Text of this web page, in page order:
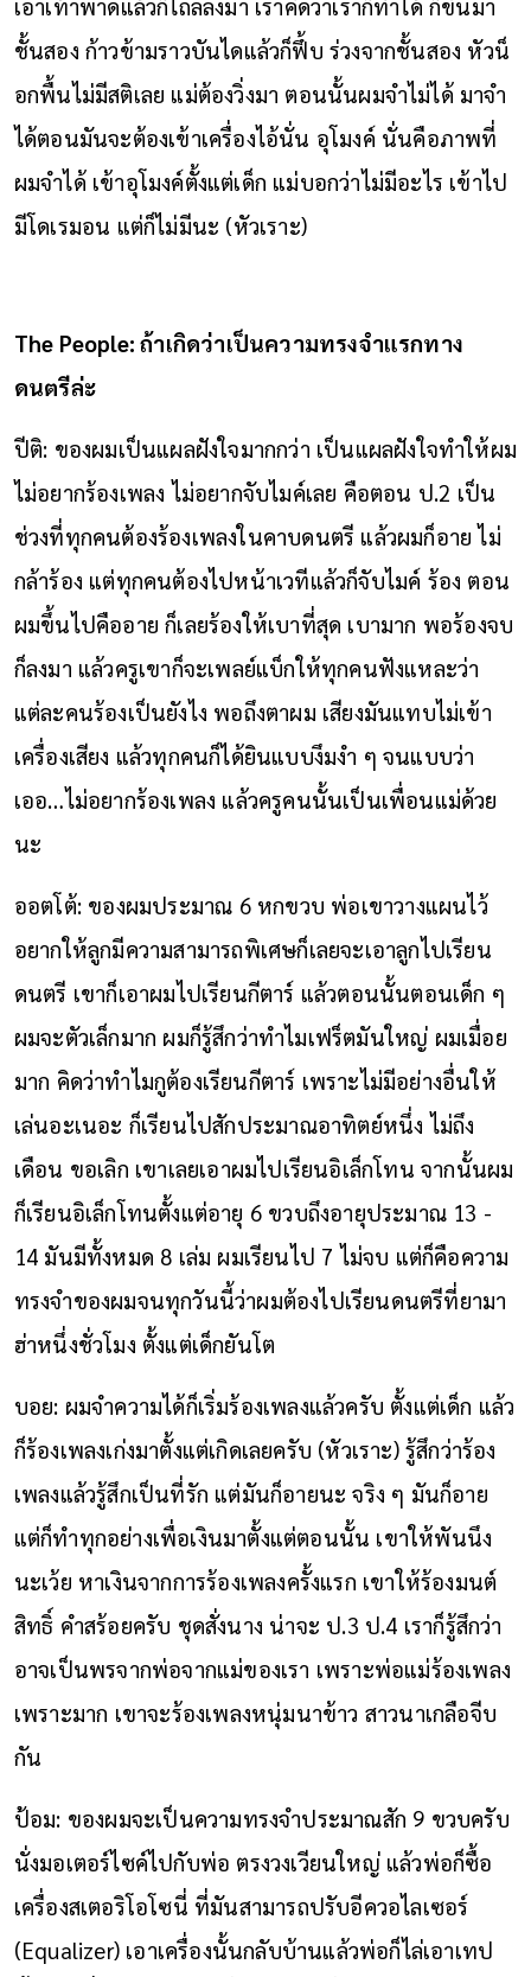
ชั้นสอง ก้าวข้ามราวบันไดแล้วก็ฟึ้บ ร่วงจากชั้นสอง หัวน็
อกพื้นไม่มีสติเลย แม่ต้องวิ่งมา ตอนนั้นผมจำไม่ได้ มาจำ
ได้ตอนมันจะต้องเข้าเครื่องไอ้นั่น อุโมงค์ นั่นคือภาพที่
ผมจำได้ เข้าอุโมงค์ตั้งแต่เด็ก แม่บอกว่าไม่มีอะไร เข้าไป
มีโดเรมอน แต่ก็ไม่มีนะ (หัวเราะ)
The People: ถ้าเกิดว่าเป็นความทรงจำแรกทาง
ดนตรีล่ะ
ปีติ: ของผมเป็นแผลฝังใจมากกว่า เป็นแผลฝังใจทำให้ผม
ไม่อยากร้องเพลง ไม่อยากจับไมค์เลย คือตอน ป.2 เป็น
ช่วงที่ทุกคนต้องร้องเพลงในคาบดนตรี แล้วผมก็อาย ไม่
กล้าร้อง แต่ทุกคนต้องไปหน้าเวทีแล้วก็จับไมค์ ร้อง ตอน
ผมขึ้นไปคืออาย ก็เลยร้องให้เบาที่สุด เบามาก พอร้องจบ
ก็ลงมา แล้วครูเขาก็จะเพลย์แบ็กให้ทุกคนฟังแหละว่า
แต่ละคนร้องเป็นยังไง พอถึงตาผม เสียงมันแทบไม่เข้า
เครื่องเสียง แล้วทุกคนก็ได้ยินแบบงึมงำ ๆ จนแบบว่า
เออ…ไม่อยากร้องเพลง แล้วครูคนนั้นเป็นเพื่อนแม่ด้วย
นะ
ออตโต้: ของผมประมาณ 6 หกขวบ พ่อเขาวางแผนไว้
อยากให้ลูกมีความสามารถพิเศษก็เลยจะเอาลูกไปเรียน
ดนตรี เขาก็เอาผมไปเรียนกีตาร์ แล้วตอนนั้นตอนเด็ก ๆ
ผมจะตัวเล็กมาก ผมก็รู้สึกว่าทำไมเฟร็ตมันใหญ่ ผมเมื่อย
มาก คิดว่าทำไมกูต้องเรียนกีตาร์ เพราะไม่มีอย่างอื่นให้
เล่นอะเนอะ ก็เรียนไปสักประมาณอาทิตย์หนึ่ง ไม่ถึง
เดือน ขอเลิก เขาเลยเอาผมไปเรียนอิเล็กโทน จากนั้นผม
ก็เรียนอิเล็กโทนตั้งแต่อายุ 6 ขวบถึงอายุประมาณ 13 -
14 มันมีทั้งหมด 8 เล่ม ผมเรียนไป 7 ไม่จบ แต่ก็คือความ
ทรงจำของผมจนทุกวันนี้ว่าผมต้องไปเรียนดนตรีที่ยามา
ฮ่าหนึ่งชั่วโมง ตั้งแต่เด็กยันโต
บอย: ผมจำความได้ก็เริ่มร้องเพลงแล้วครับ ตั้งแต่เด็ก แล้ว
ก็ร้องเพลงเก่งมาตั้งแต่เกิดเลยครับ (หัวเราะ) รู้สึกว่าร้อง
เพลงแล้วรู้สึกเป็นที่รัก แต่มันก็อายนะ จริง ๆ มันก็อาย
แต่ก็ทำทุกอย่างเพื่อเงินมาตั้งแต่ตอนนั้น เขาให้พันนึง
นะเว้ย หาเงินจากการร้องเพลงครั้งแรก เขาให้ร้องมนต์
สิทธิ์ คําสร้อยครับ ชุดสั่งนาง น่าจะ ป.3 ป.4 เราก็รู้สึกว่า
อาจเป็นพรจากพ่อจากแม่ของเรา เพราะพ่อแม่ร้องเพลง
เพราะมาก เขาจะร้องเพลงหนุ่มนาข้าว สาวนาเกลือจีบ
กัน
ป้อม: ของผมจะเป็นความทรงจำประมาณสัก 9 ขวบครับ
นั่งมอเตอร์ไซค์ไปกับพ่อ ตรงวงเวียนใหญ่ แล้วพ่อก็ซื้อ
เครื่องสเตอริโอโซนี่ ที่มันสามารถปรับอีควอไลเซอร์
(Equalizer) เอาเครื่องนั้นกลับบ้านแล้วพ่อก็ไล่เอาเทป